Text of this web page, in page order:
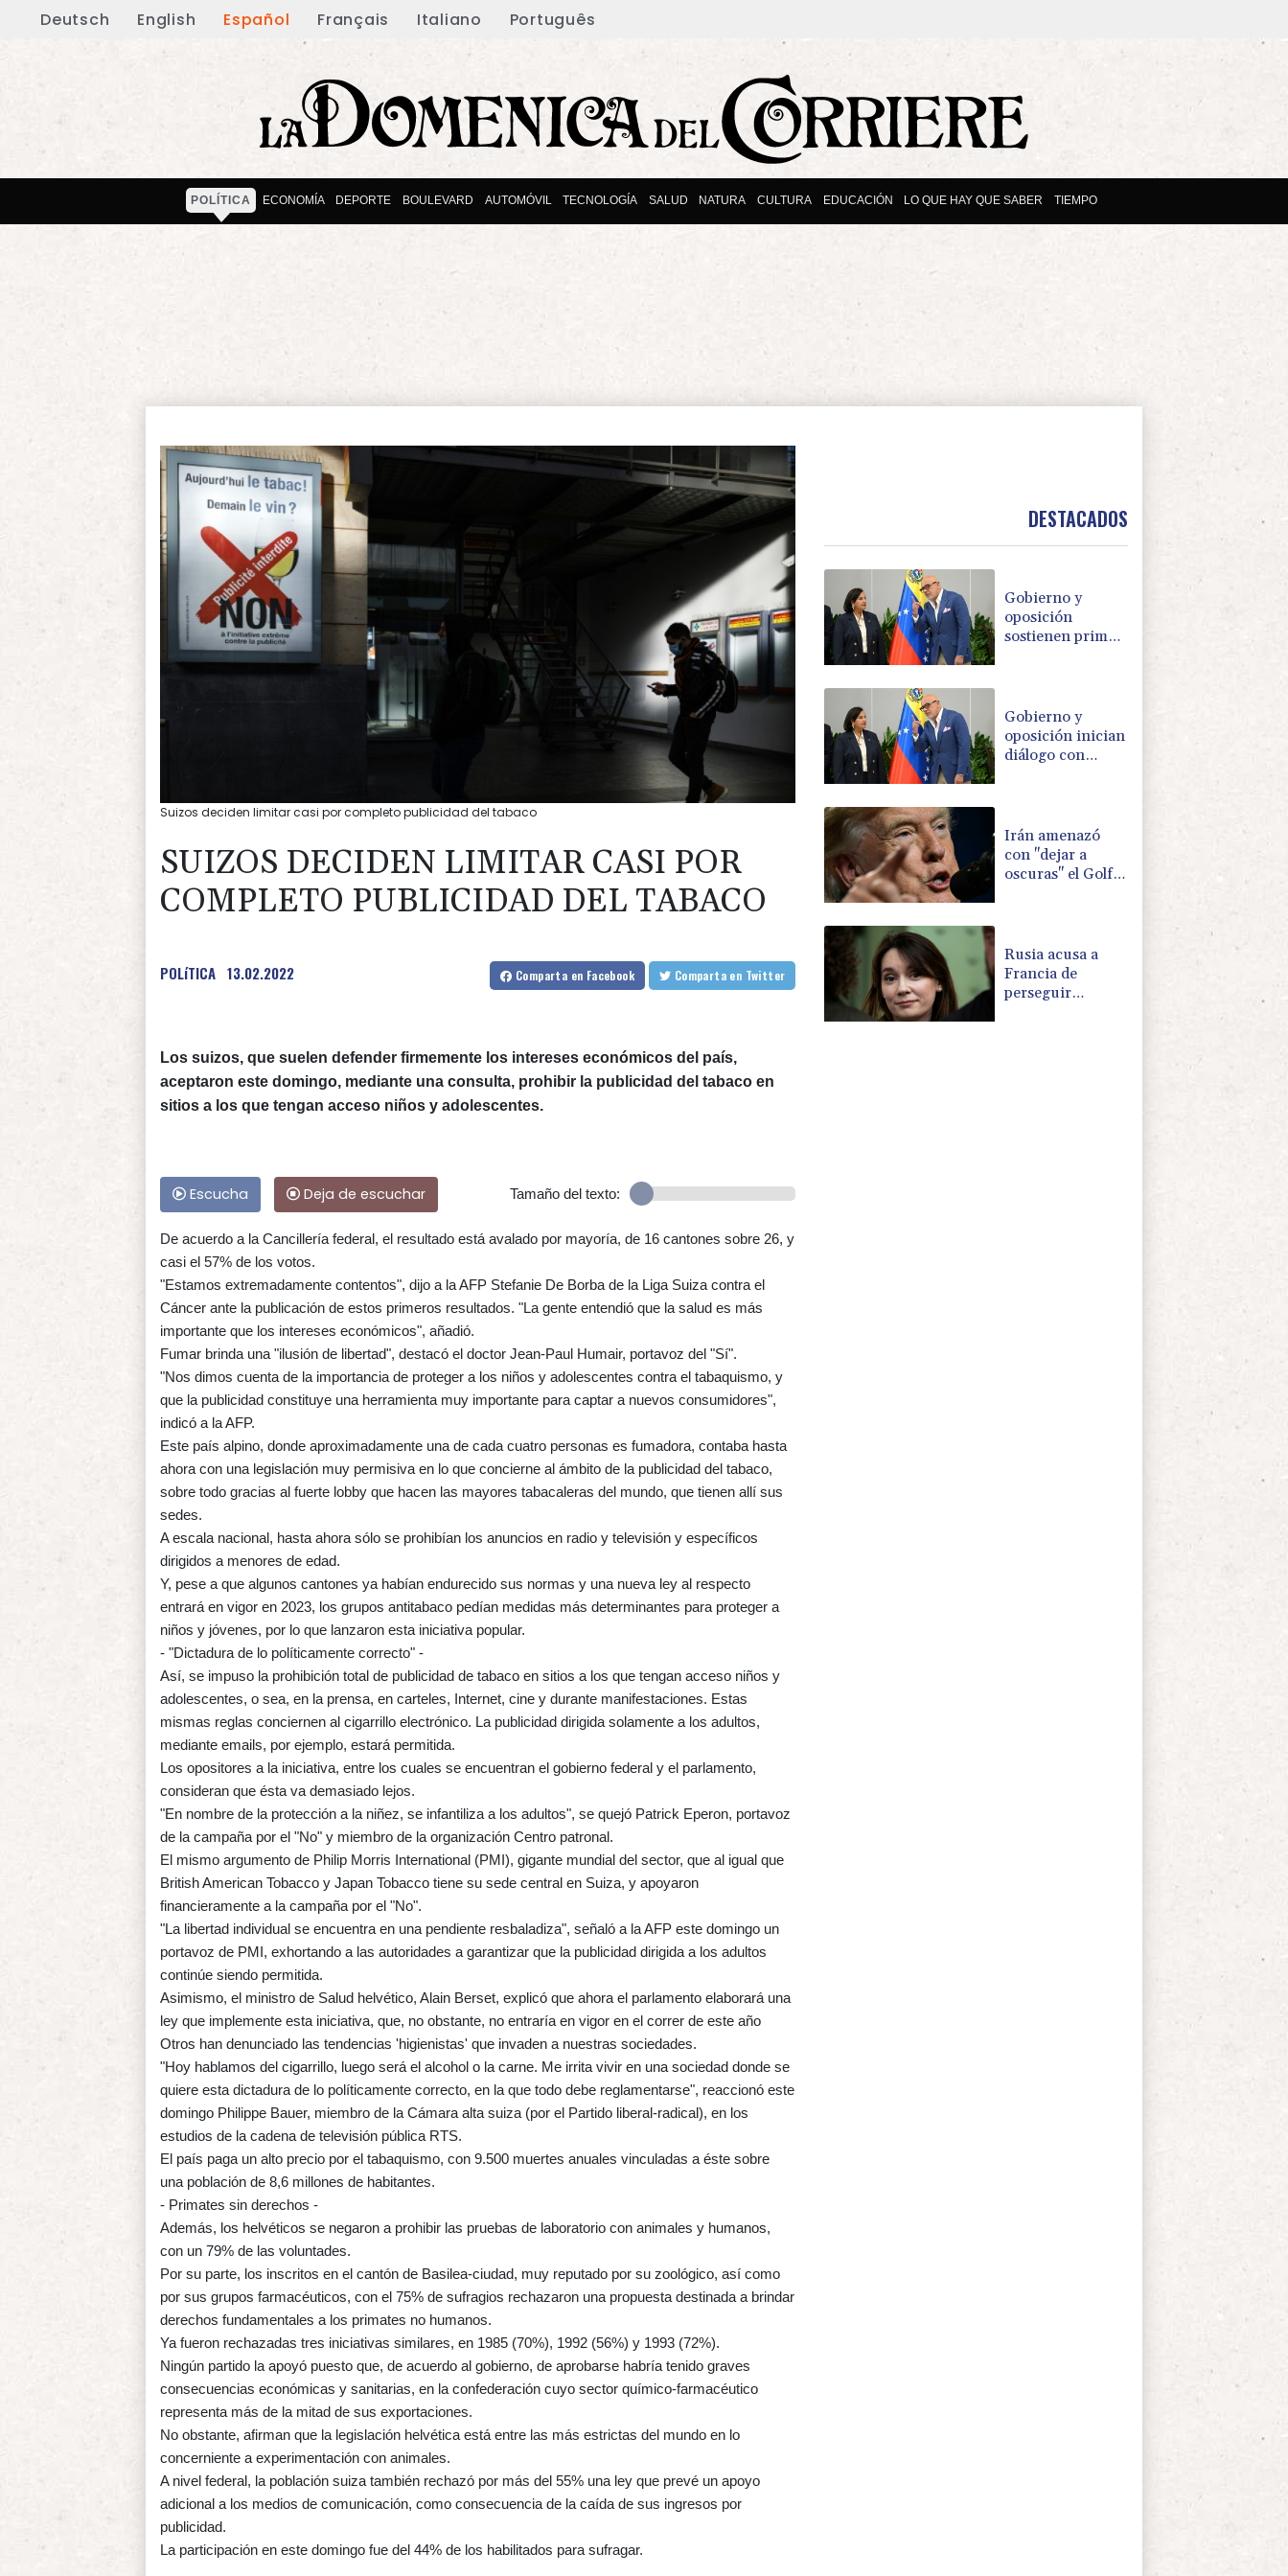
Deutsch English Español Français Italiano Português
POLÍTICA ECONOMÍA DEPORTE BOULEVARD AUTOMÓVIL TECNOLOGÍA SALUD NATURA CULTURA EDUCACIÓN LO QUE HAY QUE SABER TIEMPO
Suizos deciden limitar casi por completo publicidad del tabaco
SUIZOS DECIDEN LIMITAR CASI POR
COMPLETO PUBLICIDAD DEL TABACO
POLíTICA 13.02.2022 Comparta en Facebook Comparta en Twitter
Los suizos, que suelen defender firmemente los intereses económicos del país,
aceptaron este domingo, mediante una consulta, prohibir la publicidad del tabaco en
sitios a los que tengan acceso niños y adolescentes.
Escucha Deja de escuchar Tamaño del texto:
De acuerdo a la Cancillería federal, el resultado está avalado por mayoría, de 16 cantones sobre 26, y
casi el 57% de los votos.
"Estamos extremadamente contentos", dijo a la AFP Stefanie De Borba de la Liga Suiza contra el
Cáncer ante la publicación de estos primeros resultados. "La gente entendió que la salud es más
importante que los intereses económicos", añadió.
Fumar brinda una "ilusión de libertad", destacó el doctor Jean-Paul Humair, portavoz del "Sí".
"Nos dimos cuenta de la importancia de proteger a los niños y adolescentes contra el tabaquismo, y
que la publicidad constituye una herramienta muy importante para captar a nuevos consumidores",
indicó a la AFP.
Este país alpino, donde aproximadamente una de cada cuatro personas es fumadora, contaba hasta
ahora con una legislación muy permisiva en lo que concierne al ámbito de la publicidad del tabaco,
sobre todo gracias al fuerte lobby que hacen las mayores tabacaleras del mundo, que tienen allí sus
sedes.
A escala nacional, hasta ahora sólo se prohibían los anuncios en radio y televisión y específicos
dirigidos a menores de edad.
Y, pese a que algunos cantones ya habían endurecido sus normas y una nueva ley al respecto
entrará en vigor en 2023, los grupos antitabaco pedían medidas más determinantes para proteger a
niños y jóvenes, por lo que lanzaron esta iniciativa popular.
- "Dictadura de lo políticamente correcto" -
Así, se impuso la prohibición total de publicidad de tabaco en sitios a los que tengan acceso niños y
adolescentes, o sea, en la prensa, en carteles, Internet, cine y durante manifestaciones. Estas
mismas reglas conciernen al cigarrillo electrónico. La publicidad dirigida solamente a los adultos,
mediante emails, por ejemplo, estará permitida.
Los opositores a la iniciativa, entre los cuales se encuentran el gobierno federal y el parlamento,
consideran que ésta va demasiado lejos.
"En nombre de la protección a la niñez, se infantiliza a los adultos", se quejó Patrick Eperon, portavoz
de la campaña por el "No" y miembro de la organización Centro patronal.
El mismo argumento de Philip Morris International (PMI), gigante mundial del sector, que al igual que
British American Tobacco y Japan Tobacco tiene su sede central en Suiza, y apoyaron
financieramente a la campaña por el "No".
"La libertad individual se encuentra en una pendiente resbaladiza", señaló a la AFP este domingo un
portavoz de PMI, exhortando a las autoridades a garantizar que la publicidad dirigida a los adultos
continúe siendo permitida.
Asimismo, el ministro de Salud helvético, Alain Berset, explicó que ahora el parlamento elaborará una
ley que implemente esta iniciativa, que, no obstante, no entraría en vigor en el correr de este año
Otros han denunciado las tendencias 'higienistas' que invaden a nuestras sociedades.
"Hoy hablamos del cigarrillo, luego será el alcohol o la carne. Me irrita vivir en una sociedad donde se
quiere esta dictadura de lo políticamente correcto, en la que todo debe reglamentarse", reaccionó este
domingo Philippe Bauer, miembro de la Cámara alta suiza (por el Partido liberal-radical), en los
estudios de la cadena de televisión pública RTS.
El país paga un alto precio por el tabaquismo, con 9.500 muertes anuales vinculadas a éste sobre
una población de 8,6 millones de habitantes.
- Primates sin derechos -
Además, los helvéticos se negaron a prohibir las pruebas de laboratorio con animales y humanos,
con un 79% de las voluntades.
Por su parte, los inscritos en el cantón de Basilea-ciudad, muy reputado por su zoológico, así como
por sus grupos farmacéuticos, con el 75% de sufragios rechazaron una propuesta destinada a brindar
derechos fundamentales a los primates no humanos.
Ya fueron rechazadas tres iniciativas similares, en 1985 (70%), 1992 (56%) y 1993 (72%).
Ningún partido la apoyó puesto que, de acuerdo al gobierno, de aprobarse habría tenido graves
consecuencias económicas y sanitarias, en la confederación cuyo sector químico-farmacéutico
representa más de la mitad de sus exportaciones.
No obstante, afirman que la legislación helvética está entre las más estrictas del mundo en lo
concerniente a experimentación con animales.
A nivel federal, la población suiza también rechazó por más del 55% una ley que prevé un apoyo
adicional a los medios de comunicación, como consecuencia de la caída de sus ingresos por
publicidad.
La participación en este domingo fue del 44% de los habilitados para sufragar.
DESTACADOS
Gobierno y
oposición
sostienen primer
Venezuela
Gobierno y
oposición inician
diálogo con
Venezuela
Irán amenazó
con "dejar a
oscuras" el Golfo
Rusia acusa a
Francia de
perseguir